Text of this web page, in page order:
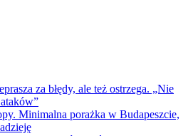
za błędy, ale też ostrzega. „Nie
Minimalna porażka w Budapeszcie,